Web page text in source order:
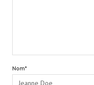
Nom*